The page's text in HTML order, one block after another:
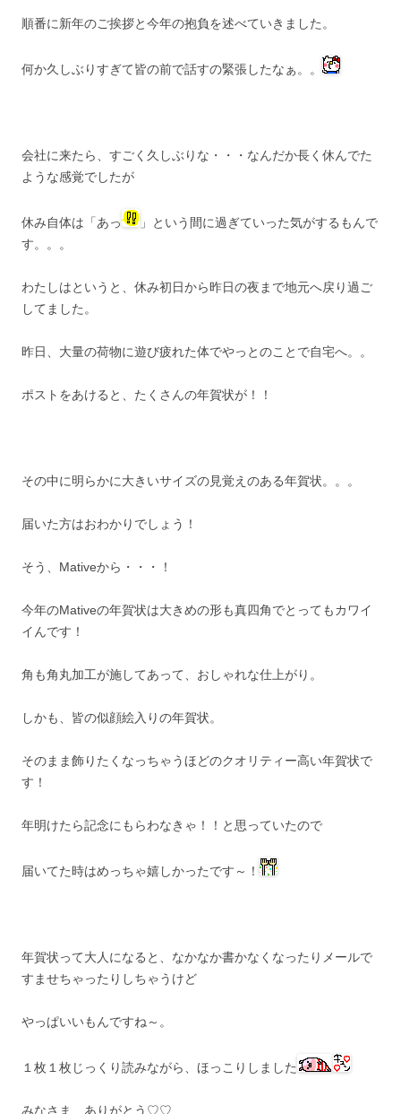
順番に新年のご挨拶と今年の抱負を述べていきました。
何か久しぶりすぎて皆の前で話すの緊張したなぁ。。
会社に来たら、すごく久しぶりな・・・なんだか長く休んでた
ような感覚でしたが
休み自体は「あっ
」という間に過ぎていった気がするもんで
す。。。
わたしはというと、休み初日から昨日の夜まで地元へ戻り過ご
してました。
昨日、大量の荷物に遊び疲れた体でやっとのことで自宅へ。。
ポストをあけると、たくさんの年賀状が！！
その中に明らかに大きいサイズの見覚えのある年賀状。。。
届いた方はおわかりでしょう！
そう、Mativeから・・・！
今年のMativeの年賀状は大きめの形も真四角でとってもカワイ
イんです！
角も角丸加工が施してあって、おしゃれな仕上がり。
しかも、皆の似顔絵入りの年賀状。
そのまま飾りたくなっちゃうほどのクオリティー高い年賀状で
す！
年明けたら記念にもらわなきゃ！！と思っていたので
届いてた時はめっちゃ嬉しかったです～！
年賀状って大人になると、なかなか書かなくなったりメールで
すませちゃったりしちゃうけど
やっぱいいもんですね～。
１枚１枚じっくり読みながら、ほっこりしました
みなさま、ありがとう♡♡